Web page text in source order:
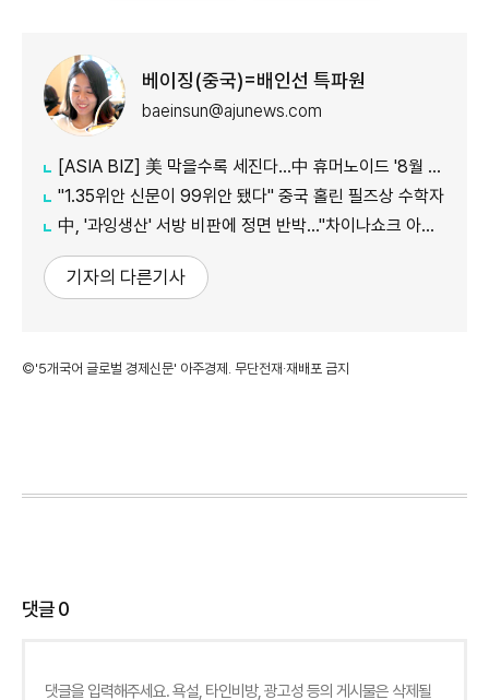
베이징(중국)=배인선 특파원
baeinsun@ajunews.com
[ASIA BIZ] 美 막을수록 세진다…中 휴머노이드 '8월 대공세'
"1.35위안 신문이 99위안 됐다" 중국 홀린 필즈상 수학자
中, '과잉생산' 서방 비판에 정면 반박…"차이나쇼크 아닌 기회"
기자의 다른기사
©'5개국어 글로벌 경제신문' 아주경제. 무단전재·재배포 금지
댓글0